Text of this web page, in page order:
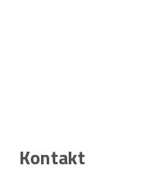
Kontakt